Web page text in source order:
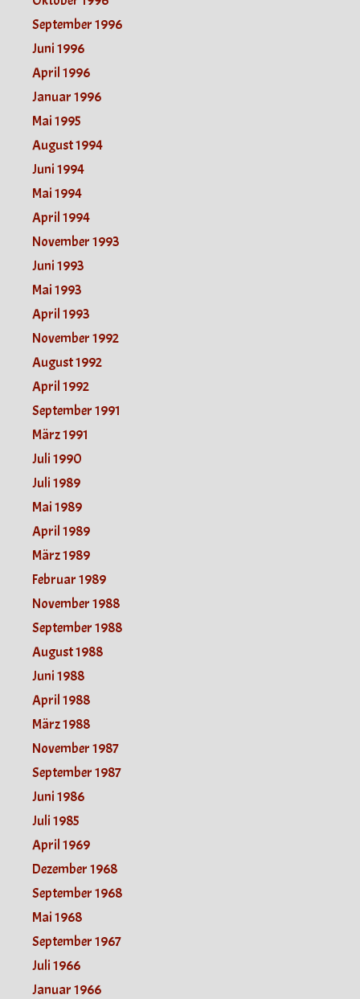
September 1996
Juni 1996
April 1996
Januar 1996
Mai 1995
August 1994
Juni 1994
Mai 1994
April 1994
November 1993
Juni 1993
Mai 1993
April 1993
November 1992
August 1992
April 1992
September 1991
März 1991
Juli 1990
Juli 1989
Mai 1989
April 1989
März 1989
Februar 1989
November 1988
September 1988
August 1988
Juni 1988
April 1988
März 1988
November 1987
September 1987
Juni 1986
Juli 1985
April 1969
Dezember 1968
September 1968
Mai 1968
September 1967
Juli 1966
Januar 1966